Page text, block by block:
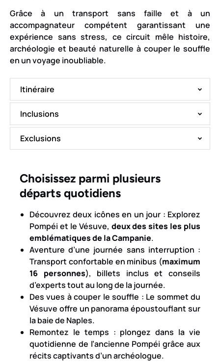
Grâce à un transport sans faille et à un
accompagnateur compétent garantissant une
expérience sans stress, ce circuit mêle histoire,
archéologie et beauté naturelle à couper le souffle
en un voyage inoubliable.
Itinéraire
Inclusions
Exclusions
Choisissez parmi plusieurs
départs quotidiens
Découvrez deux icônes en un jour : Explorez
Pompéi et le Vésuve, deux des sites les plus
emblématiques de la Campanie.
Aventure d’une journée sans interruption :
Transport confortable en minibus (maximum
16 personnes), billets inclus et conseils
d’experts tout au long de la journée.
Des vues à couper le souffle : Le sommet du
Vésuve offre un panorama époustouflant sur
la baie de Naples.
Remontez le temps : plongez dans la vie
quotidienne de l’ancienne Pompéi grâce aux
récits captivants d’un archéologue.